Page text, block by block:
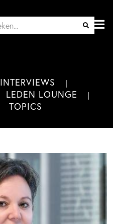
INTERVIEWS
LEDEN LOUNGE
TOPICS